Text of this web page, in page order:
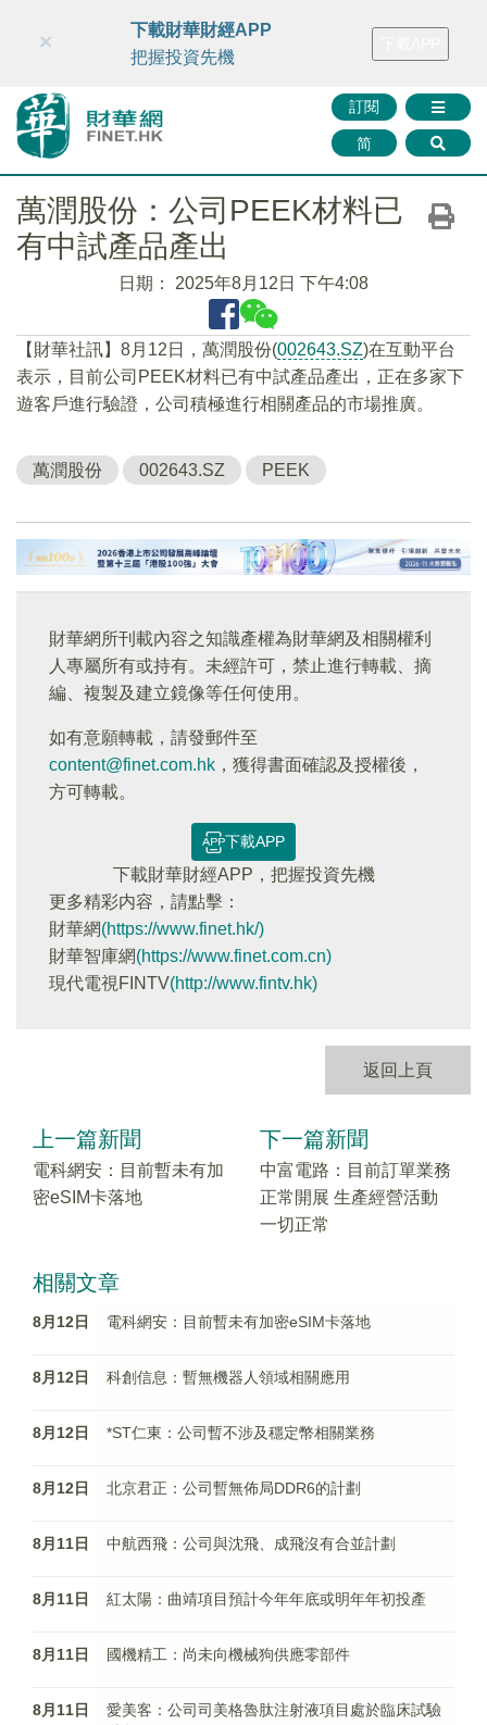
財華智庫網 FINTV FINMETA 財華證券 媒體矩陣
訂閱
简
×
下載財華財經APP
把握投資先機
萬潤股份：公司PEEK材料已
有中試產品產出
日期： 2025年8月12日 下午4:08
【財華社訊】8月12日，萬潤股份(002643.SZ)在互動平台
表示，目前公司PEEK材料已有中試產品產出，正在多家下
遊客戶進行驗證，公司積極進行相關產品的市場推廣。
萬潤股份 002643.SZ PEEK
財華網所刊載內容之知識產權為財華網及相關權利
人專屬所有或持有。未經許可，禁止進行轉載、摘
編、複製及建立鏡像等任何使用。
如有意願轉載，請發郵件至
content@finet.com.hk ，獲得書面確認及授權後，
方可轉載。
下載APP
下載財華財經APP，把握投資先機
更多精彩内容，請點擊：
財華網(https://www.finet.hk/)
財華智庫網(https://www.finet.com.cn)
現代電視FINTV(http://www.fintv.hk)
返回上頁
上一篇新聞
電科網安：目前暫未有加
密eSIM卡落地
下一篇新聞
中富電路：目前訂單業務
正常開展 生產經營活動
一切正常
相關文章
8月12日 電科網安：目前暫未有加密eSIM卡落地
8月12日 科創信息：暫無機器人領域相關應用
8月12日 *ST仁東：公司暫不涉及穩定幣相關業務
8月12日 北京君正：公司暫無佈局DDR6的計劃
8月11日 中航西飛：公司與沈飛、成飛沒有合並計劃
8月11日 紅太陽：曲靖項目預計今年年底或明年年初投產
8月11日 國機精工：尚未向機械狗供應零部件
8月11日
愛美客：公司司美格魯肽注射液項目處於臨床試驗